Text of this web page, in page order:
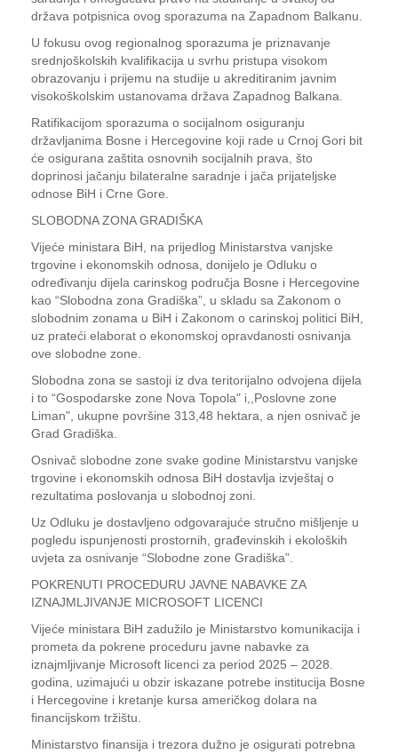
država potpisnica ovog sporazuma na Zapadnom Balkanu.
U fokusu ovog regionalnog sporazuma je priznavanje
srednjoškolskih kvalifikacija u svrhu pristupa visokom
obrazovanju i prijemu na studije u akreditiranim javnim
visokoškolskim ustanovama država Zapadnog Balkana.
Ratifikacijom sporazuma o socijalnom osiguranju
državljanima Bosne i Hercegovine koji rade u Crnoj Gori bit
će osigurana zaštita osnovnih socijalnih prava, što
doprinosi jačanju bilateralne saradnje i jača prijateljske
odnose BiH i Crne Gore.
SLOBODNA ZONA GRADIŠKA
Vijeće ministara BiH, na prijedlog Ministarstva vanjske
trgovine i ekonomskih odnosa, donijelo je Odluku o
određivanju dijela carinskog područja Bosne i Hercegovine
kao “Slobodna zona Gradiška”, u skladu sa Zakonom o
slobodnim zonama u BiH i Zakonom o carinskoj politici BiH,
uz prateći elaborat o ekonomskoj opravdanosti osnivanja
ove slobodne zone.
Slobodna zona se sastoji iz dva teritorijalno odvojena dijela
i to “Gospodarske zone Nova Topola" i,,Poslovne zone
Liman", ukupne površine 313,48 hektara, a njen osnivač je
Grad Gradiška.
Osnivač slobodne zone svake godine Ministarstvu vanjske
trgovine i ekonomskih odnosa BiH dostavlja izvještaj o
rezultatima poslovanja u slobodnoj zoni.
Uz Odluku je dostavljeno odgovarajuće stručno mišljenje u
pogledu ispunjenosti prostornih, građevinskih i ekoloških
uvjeta za osnivanje “Slobodne zone Gradiška”.
POKRENUTI PROCEDURU JAVNE NABAVKE ZA
IZNAJMLJIVANJE MICROSOFT LICENCI
Vijeće ministara BiH zadužilo je Ministarstvo komunikacija i
prometa da pokrene proceduru javne nabavke za
iznajmljivanje Microsoft licenci za period 2025 – 2028.
godina, uzimajući u obzir iskazane potrebe institucija Bosne
i Hercegovine i kretanje kursa američkog dolara na
financijskom tržištu.
Ministarstvo finansija i trezora dužno je osigurati potrebna